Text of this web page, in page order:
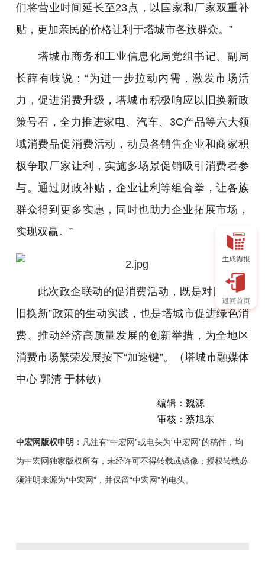
们将营业时间延长至23点，以国家和厂家双重补
贴，更加亲民的价格让利于塔城市各族群众。”
塔城市商务和工业信息化局党组书记、副局
长薛有岐说：“为进一步拉动内需，激发市场活
力，促进消费升级，塔城市积极响应以旧换新政
策号召，全力推进家电、汽车、3C产品等六大领
域消费品促消费活动，动员各销售企业和商家积
极争取厂家让利，实施多场景促销吸引消费者参
与。通过财政补贴，企业让利等组合拳，让各族
群众得到更多实惠，同时也助力企业拓展市场，
实现双赢。”
此次政企联动的促消费活动，既是对国家“以
旧换新”政策的生动实践，也是塔城市促进绿色消
费、推动经济高质量发展的创新举措，为全地区
消费市场繁荣发展按下“加速键”。（塔城市融媒体
中心 郭清 于林敏）
编辑：魏源
审核：蔡旭东
中宏网版权申明： 凡注有“中宏网”或电头为“中宏网”的稿件，均
为中宏网独家版权所有，未经许可不得转载或镜像；授权转载必
须注明来源为“中宏网”，并保留“中宏网”的电头。